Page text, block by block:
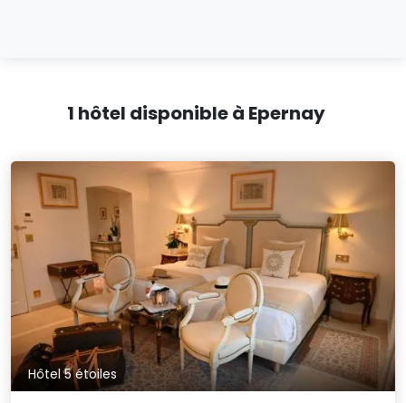
1 hôtel disponible à Epernay
Hôtel 5 étoiles